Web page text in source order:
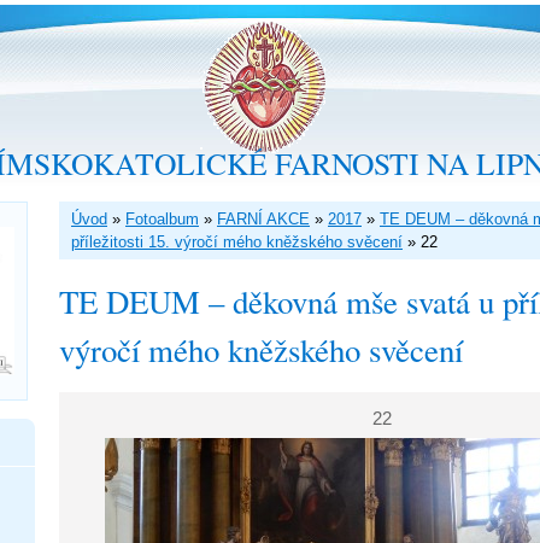
FARNOSTI NA
Úvod » Fotoalbum » FARNÍ AKCE » 2017 » TE DEUM – děkovná
příležitosti 15. výročí mého kněžského svěcení » 22
TE DEUM – děkovná mše svatá u
výročí mého kněžského svěcení
22